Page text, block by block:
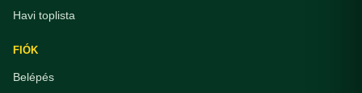
Havi toplista
FIÓK
Belépés